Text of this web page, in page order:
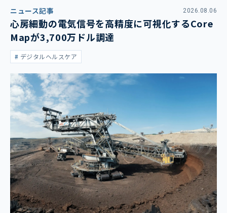
ニュース記事 2026.08.06
心房細動の電気信号を高精度に可視化するCore
Mapが3,700万ドル調達
デジタルヘルスケア